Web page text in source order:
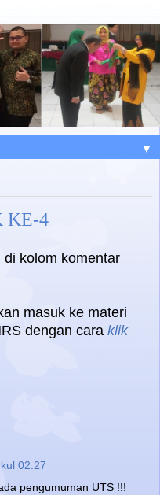
▼
KE-4
kolom komentar
masuk ke materi
dengan cara klik
02.27
pengumuman UTS !!!